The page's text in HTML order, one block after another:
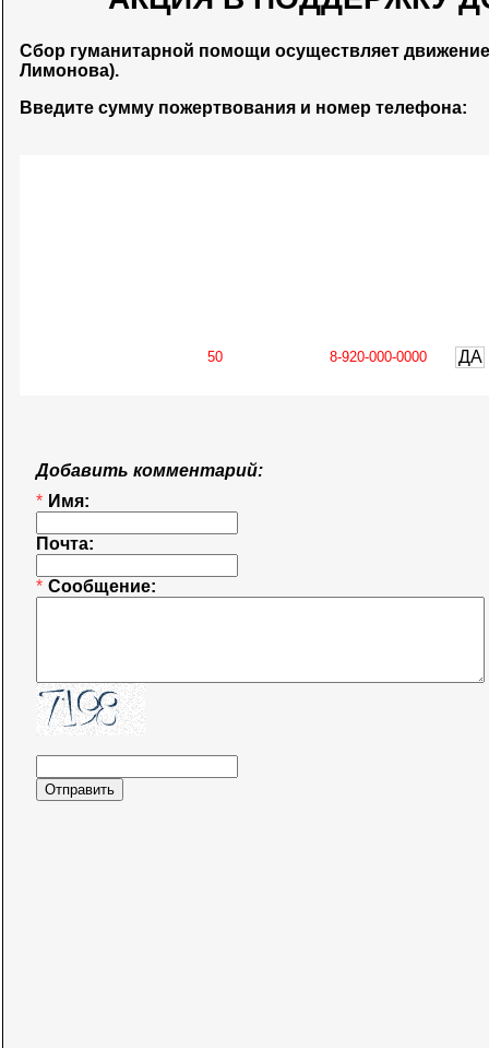
Сбор гуманитарной помощи осуществляет
Лимонова).
Введите сумму пожертвования и номер телефона:
ДА
Добавить комментарий:
* Имя:
Почта:
* Сообщение: